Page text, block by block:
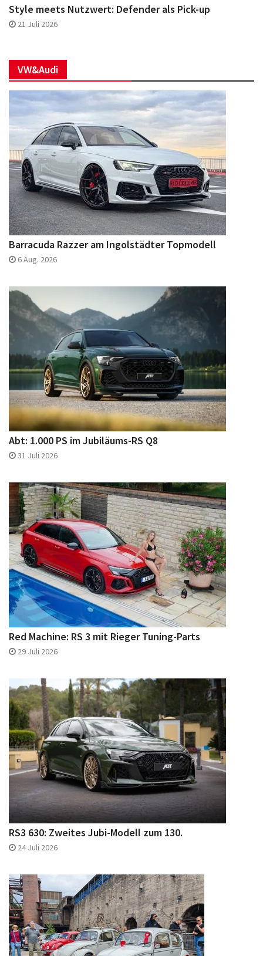
Style meets Nutzwert: Defender als Pick-up
21 Juli 2026
VW&Audi
Barracuda Razzer am Ingolstädter Topmodell
6 Aug. 2026
Abt: 1.000 PS im Jubiläums-RS Q8
31 Juli 2026
Red Machine: RS 3 mit Rieger Tuning-Parts
29 Juli 2026
RS3 630: Zweites Jubi-Modell zum 130.
24 Juli 2026